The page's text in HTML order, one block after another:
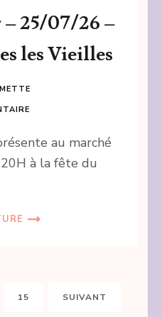
– 25/07/26 –
les Vieilles
au marché
à la fête du
PAGE
15 SUIVANT